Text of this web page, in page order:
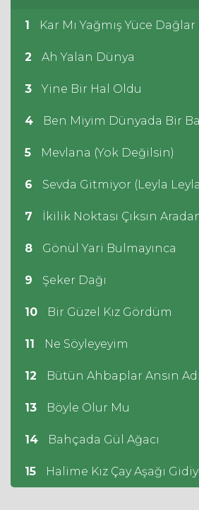
1 Kar Mı Yağmış Yüce Dağlar
2 Ah Yalan Dünya
3 Yine Bir Hal Oldu
4 Ben Miyim Dünyada Bir
5 Mevlana (Yok Değilsin)
6 Sevda Gitmiyor (Leyla
7 İkilik Noktası Çıksın
8 Gönül Yari Bulmayınca
9 Şeker Dağı
10 Bir Güzel Kız Gördüm
11 Ne Söyleyeyim
12 Bütün Ahbaplar Ansın
13 Böyle Olur Mu
14 Bahçada Gül Ağacı
15 Halime Kız Çay Aşağı